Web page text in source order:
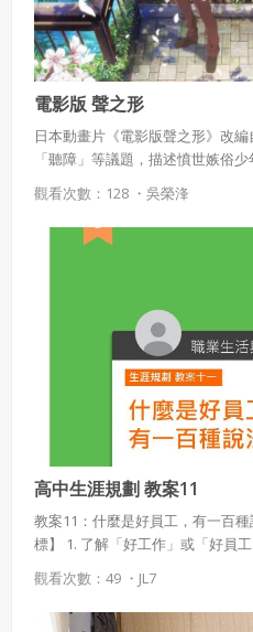
電影版 聲之形
日本動畫片《電影版聲之形》改
「聽障」等議題，描述憤世嫉俗
西宮硝子，最後卻在一場惡作劇下
生念頭。長大後他與西宮相遇，替
係也隨之改變。該片在日本以「
為宣傳標語深具教育意義，在台
觀看次數：128 ・ 吳榮浲
高中生涯規劃 教案11
教案11：什麼是好員工，有一百
標】 1. 了解「好工作」或「好員
有興趣探索更多職業領域的實況，
作」或「好員工」。 3. 能夠找到
職業領域的現況與發展方向。 【
觀看次數：49 ・ JL7